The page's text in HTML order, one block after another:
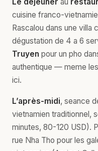
cuisine franco-
Rascalou dans une villa
dégustation de 4 a 6
Truyen pour un pho
authentique — meme
ici.
L’après-midi, seance
vietnamien traditionnel,
minutes, 80-120 USD).
rue Nha Tho pour les